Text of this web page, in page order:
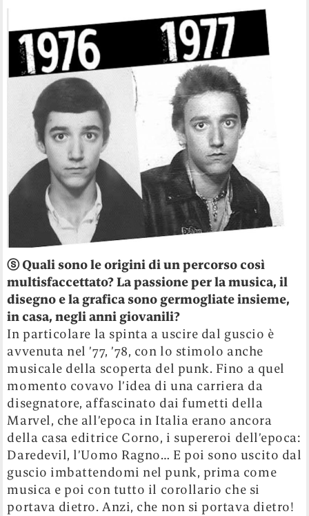
ⓢQuali sono le origini di un percorso così
multisfaccettato? La passione per la musica, il
disegno e la grafica sono germogliate insieme,
in casa, negli anni giovanili?
In particolare la spinta a uscire dal guscio è
avvenuta nel ’77, ’78, con lo stimolo anche
musicale della scoperta del punk. Fino a quel
momento covavo l’idea di una carriera da
disegnatore, affascinato dai fumetti della
Marvel, che all’epoca in Italia erano ancora
della casa editrice Corno, i supereroi dell’epoca:
Daredevil, l’Uomo Ragno… E poi sono uscito dal
guscio imbattendomi nel punk, prima come
musica e poi con tutto il corollario che si
portava dietro. Anzi, che non si portava dietro!